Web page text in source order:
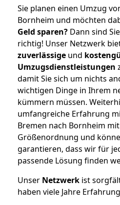
Sie planen einen Umzug
Bornheim und möchten
Geld sparen? Dann sind
richtig! Unser Netzwerk
zuverlässige und
Umzugsdienstleistungen
damit Sie sich um nichts
wichtigen Dinge in Ihrem
kümmern müssen.
umfangreiche Erfahrung
Bremen nach Bornheim
Größenordnung und
garantieren, dass wir für
passende Lösung finden
Unser Netzwerk ist
haben viele Jahre